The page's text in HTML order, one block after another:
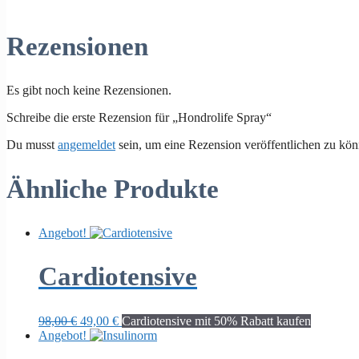
Rezensionen
Es gibt noch keine Rezensionen.
Schreibe die erste Rezension für „Hondrolife Spray“
Du musst angemeldet sein, um eine Rezension veröffentlichen zu
Ähnliche Produkte
Angebot!
Cardiotensive
98,00€ Ursprünglicher
Preis
49,00 €Aktueller
Preis
Cardiotensive mit 50% Rabatt kaufen
Angebot!